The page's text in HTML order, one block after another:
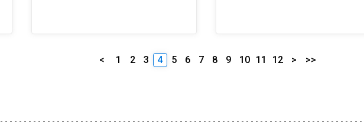
< 1 2 3 4 5 6 7 8 9 10 11 12 > >>